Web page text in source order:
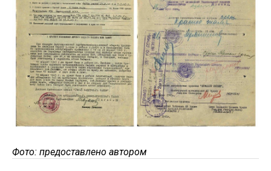
Фото: предоставлено автором